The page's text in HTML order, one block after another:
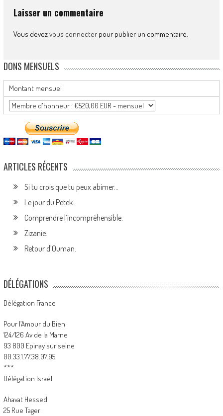
Laisser un commentaire
Vous devezvous connecterpour publier un commentaire.
DONS MENSUELS
Montant mensuel
ARTICLES RÉCENTS
Si tu crois que tu peux abimer…
Le jour du Petek.
Comprendre l’incompréhensible.
Zizanie.
Retour d’Ouman.
DÉLÉGATIONS
Délégation France
Pour l’Amour du Bien
124/126 Av de la Marne
93 800 Epinay sur seine
00.33.1.77.38.07.95
***
Délégation Israël
Ahavat Hessed
25 Rue Tager